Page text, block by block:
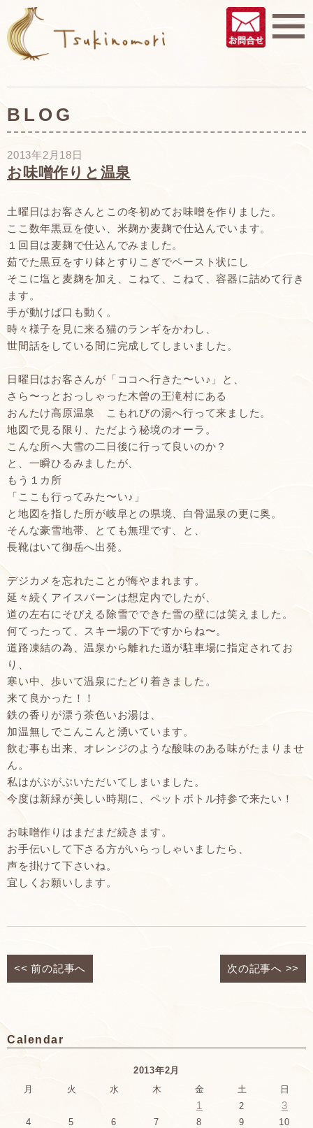
BLOG
2013年2月18日
お味噌作りと温泉
土曜日はお客さんとこの冬初めてお味噌を作りました。
ここ数年黒豆を使い、米麹か麦麹で仕込んでいます。
１回目は麦麹で仕込んでみました。
茹でた黒豆をすり鉢とすりこぎでペースト状にし
そこに塩と麦麹を加え、こねて、こねて、容器に詰めて行き
ます。
手が動けば口も動く。
時々様子を見に来る猫のランギをかわし、
世間話をしている間に完成してしまいました。
日曜日はお客さんが「ココへ行きた〜い♪」と、
さら〜っとおっしゃった木曽の王滝村にある
おんたけ高原温泉 こもれびの湯へ行って来ました。
地図で見る限り、ただよう秘境のオーラ。
こんな所へ大雪の二日後に行って良いのか？
と、一瞬ひるみましたが、
もう１カ所
「ここも行ってみた〜い♪」
と地図を指した所が岐阜との県境、白骨温泉の更に奥。
そんな豪雪地帯、とても無理です、と、
長靴はいて御岳へ出発。
デジカメを忘れたことが悔やまれます。
延々続くアイスバーンは想定内でしたが、
道の左右にそびえる除雪でできた雪の壁には笑えました。
何てったって、スキー場の下ですからね〜。
道路凍結の為、温泉から離れた道が駐車場に指定されてお
り、
寒い中、歩いて温泉にたどり着きました。
来て良かった！！
鉄の香りが漂う茶色いお湯は、
加温無しでこんこんと湧いています。
飲む事も出来、オレンジのような酸味のある味がたまりませ
ん。
私はがぶがぶいただいてしまいました。
今度は新緑が美しい時期に、ペットボトル持参で来たい！
お味噌作りはまだまだ続きます。
お手伝いして下さる方がいらっしゃいましたら、
声を掛けて下さいね。
宜しくお願いします。
<<前の記事へ 次の記事へ >>
Calendar
2013年2月
月
火 水 木 金 土 日
1 2 3
4 5 6 7 8 9 10